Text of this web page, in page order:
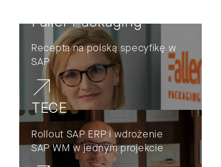
Faller Packaging
Recepta na polską specyfikę w
SAP
TECE
Rollout SAP ERP i wdrożenie
SAP WM w jednym projekcie